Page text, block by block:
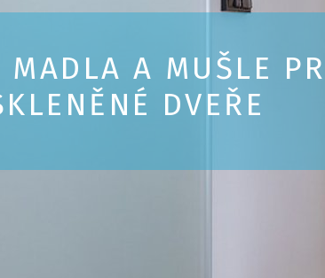
MADLA A MUŠLE
DVEŘE